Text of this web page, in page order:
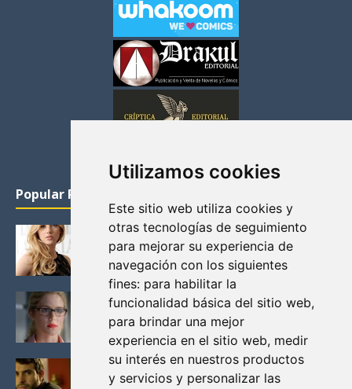
Utilizamos cookies
Este sitio web utiliza cookies y
otras tecnologías de seguimiento
para mejorar su experiencia de
navegación con los siguientes
fines: para habilitar la
funcionalidad básica del sitio web,
para brindar una mejor
experiencia en el sitio web, medir
su interés en nuestros productos
y servicios y personalizar las
Popular Posts
KATHERYN WINNICK: LA ACTRIZ MAS GUAPA DE
VIKINGOS
Junio 14, 2013
FELICITY (EMILY BETT RICKARDS), LAS FOTOS
MAS BONITAS DE LA ALIADA DE ARROW
Noviembre 30, 2013
BLACK MIRROR: TODA TU HISTORIA. EPISODIO 3.
LA CRITICA